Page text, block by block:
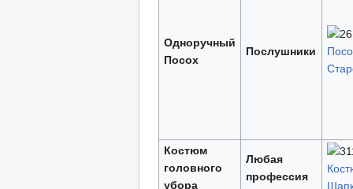
Одноручный
Посох
Послушники
Костюм
головного
убора
Любая
профессия